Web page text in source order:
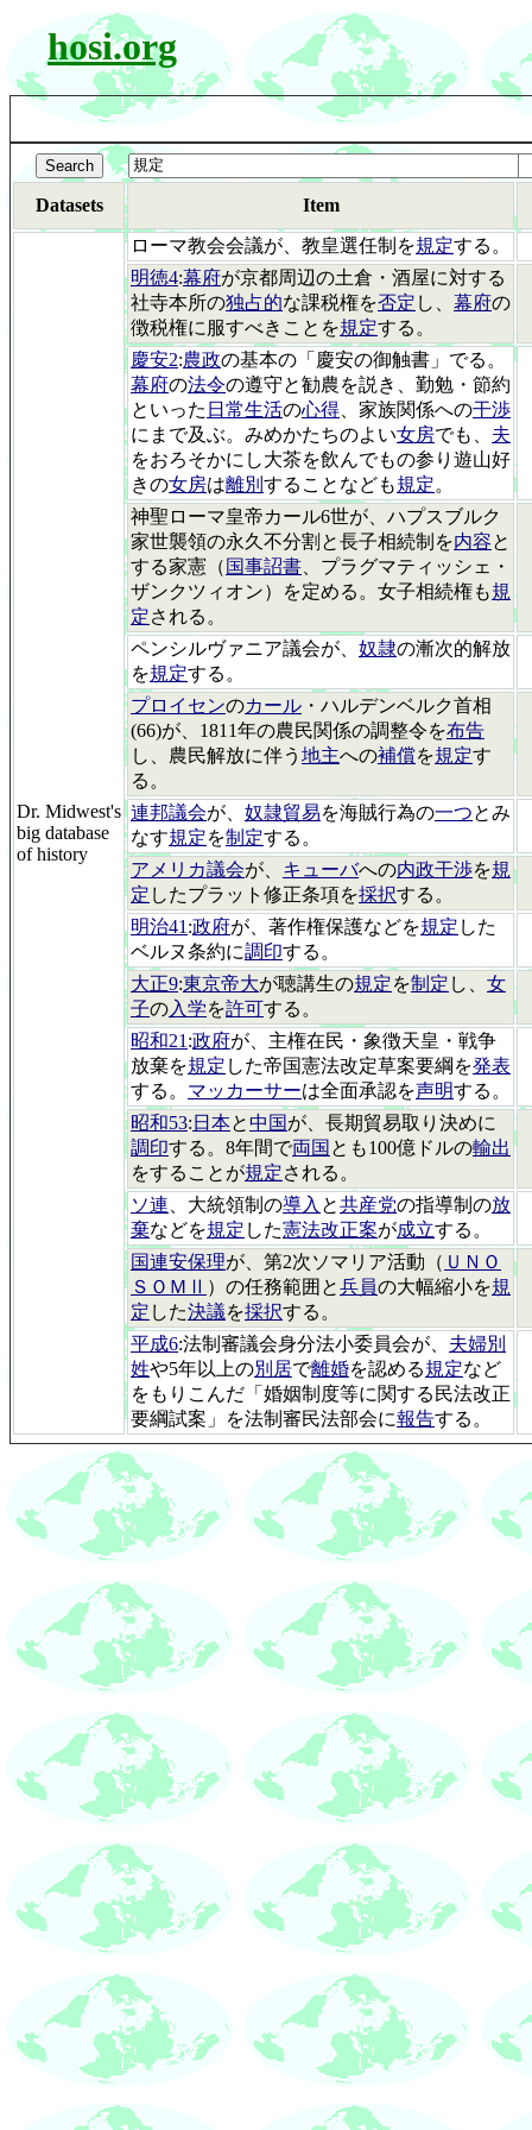
hosi.org
Datasets Item
Dr. Midwest's
big database
of history
ローマ教会会議が、教皇選任制を規定する。
明徳4:幕府が京都周辺の土倉・酒屋に対する
社寺本所の独占的な課税権を否定 し、 幕府の
徴税権に服すべきことを規定する。
慶安2:農政の基本の「慶安の御触書」でる。
幕府の法令の遵守と勧農を説き、勤勉・節約
といった 日常生活の心得 、家族関係への干渉
にまで及ぶ。みめかたちのよい女房でも、 夫
をおろそかにし大茶を飲んでもの参り遊山好
きの女房は離別 することなども規定。
神聖ローマ皇帝カール6世が、ハプスブルク
家世襲領の永久不分割と長子相続制を内容と
する家憲（ 国事詔書 、プラグマティッシェ・
ザンクツィオン）を定める。女子相続権も規
定される。
ペンシルヴァニア議会が、 奴隷の漸次的解放
を規定する。
プロイセンのカール ・ハルデンベルク首相
(66)が、1811年の農民関係の調整令を布告
し、農民解放に伴う 地主への補償を規定す
る。
連邦議会が、 奴隷貿易を海賊行為の一つとみ
なす規定を制定する。
アメリカ議会が、 キューバへの内政干渉を規
定 したプラット修正条項を採択する。
明治41 :政府が、著作権保護などを規定 した
ベルヌ条約に調印する。
大正9:東京帝大が聴講生の規定を制定 し、 女
子の入学を許可する。
昭和21 :政府が、主権在民・象徴天皇・戦争
放棄を規定 した帝国憲法改定草案要綱を発表
する。 マッカーサーは全面承認を声明する。
昭和53: 日本と中国 が、長期貿易取り決めに
調印する。8年間で両国 とも100億ドルの輸出
をすることが規定される。
ソ連 、大統領制の導入 と共産党の指導制の放
棄などを規定 した憲法改正案が成立する。
国連安保理が、第2次ソマリア活動（ ＵＮＯ
ＳＯＭⅡ ）の任務範囲と兵員の大幅縮小を規
定 した決議を採択する。
平成6:法制審議会身分法小委員会が、 夫婦別
姓や5年以上の別居で離婚を認める規定など
をもりこんだ「婚姻制度等に関する民法改正
要綱試案」を法制審民法部会に報告する。